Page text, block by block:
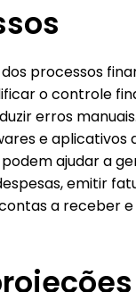
processos
o controle
erros
e aplicativos
ajudar a
emitir
a receber e